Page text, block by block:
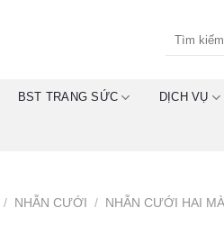
BST TRANG SỨC DỊCH VỤ
/ NHẪN CƯỚI / NHẪN CƯỚI HAI